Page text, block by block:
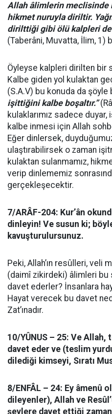
Allah âlimlerin meclisinde
hikmet nuruyla diriltir.
dirilttiği gibi ölü kalpleri
(Taberâni, Muvatta, İlim, 1)
Öyleyse kalpleri dirilten bir
Kalbe giden yol kulaktan
(S.A.V) bu konuda da
işittiğini kalbe boşaltır.”
kulaklarımız sadece
kalbe inmesi için Allah
Eğer dinlersek,
ulaştırabilirsek o zaman
kulaktan sulanmamız,
verip dinlememiz
gerçekleşecektir.
7/ARÂF-204: Kur’ân
dinleyin! Ve susun ki;
kavuşturulursunuz.
Peki, Allah’ın resûlleri, veli
(daimî zikirdeki) âlimleri bu
davet ederler? İnsanlara
Hayat verecek bu davet
Zat’ınadır.
10/YÛNUS – 25: Ve Allah,
davet eder ve (teslim
dilediği kimseyi, Sıratı
8/ENFÂL – 24: Ey âmenû
dileyenler), Allah ve
şeylere davet ettiği